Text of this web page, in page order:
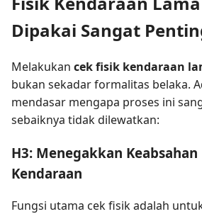
Dipakai Sangat
Melakukan cek fisik kendaraan
bukan sekadar formalitas belaka.
mendasar mengapa proses ini
sebaiknya tidak dilewatkan:
H3: Menegakkan
Kendaraan
Fungsi utama cek fisik adalah